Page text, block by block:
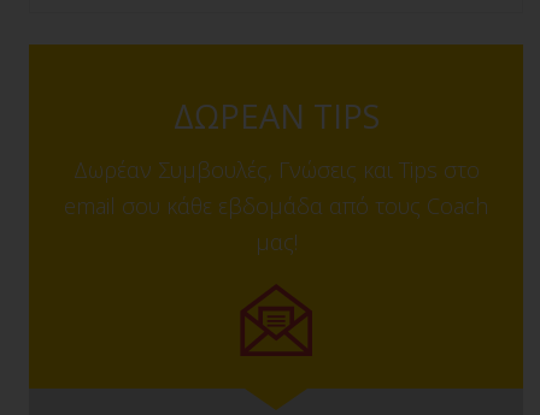
ΔΩΡΕΑΝ TIPS
Δωρέαν Συμβουλές, Γνώσεις και Tips στο
email σου κάθε εβδομάδα από τους Coach
μας!